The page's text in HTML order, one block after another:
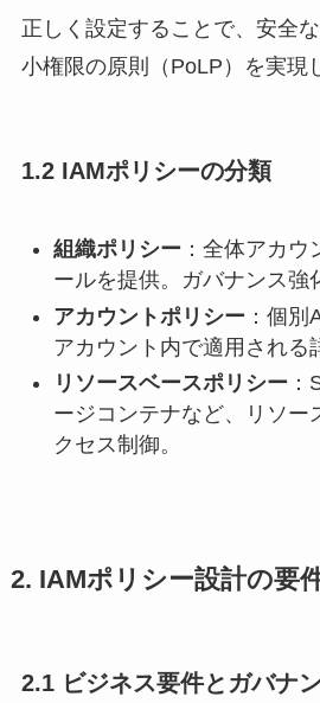
正しく設定することで、安全
小権限の原則（PoLP）を実現
1.2 IAMポリシーの分類
組織ポリシー ：全体アカ
ールを提供。ガバナンス強
アカウントポリシー ：個
アカウント内で適用される
リソースベースポリシー
ージコンテナなど、リソー
クセス制御。
2. IAMポリシー設計の要
2.1 ビジネス要件とガバナ